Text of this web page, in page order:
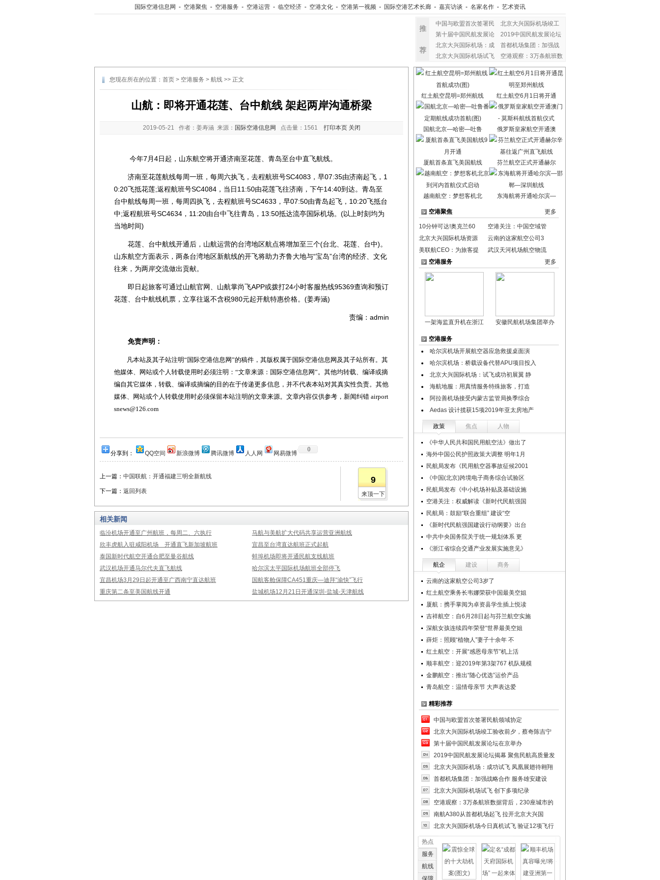
国际空港信息网 - 空港聚焦 - 空港服务 - 空港运营 - 临空经济 - 空港文化 - 空港第一视频 - 国际空港艺术长廊 - 嘉宾访谈 - 名家名作 - 艺术资讯
推
荐
中国与欧盟首次签署民
北京大兴国际机场竣工
第十届中国民航发展论
2019中国民航发展论坛
北京大兴国际机场：成
首都机场集团：加强战
北京大兴国际机场试飞
空港观察：3万条航班数
您现在所在的位置： 首页 > 空港服务 > 航线 >> 正文
山航：即将开通花莲、台中航线 架起两岸沟通桥梁
2019-05-21 作者：姜寿涵 来源： 国际空港信息网 点击量： 1561 打印本页 关闭
今年7月4日起，山东航空将开通济南至花莲、青岛至台中直飞航线。
济南至花莲航线每周一班，每周六执飞，去程航班号SC4083，早07:35由济南起飞，1
0:20飞抵花莲;返程航班号SC4084，当日11:50由花莲飞往济南，下午14:40到达。青岛至
台中航线每周一班，每周四执飞，去程航班号SC4633，早07:50由青岛起飞，10:20飞抵台
中;返程航班号SC4634，11:20由台中飞往青岛，13:50抵达流亭国际机场。(以上时刻均为
当地时间)
花莲、台中航线开通后，山航运营的台湾地区航点将增加至三个(台北、花莲、台中)。
山东航空方面表示，两条台湾地区新航线的开飞将助力齐鲁大地与“宝岛”台湾的经济、文化
往来，为两岸交流做出贡献。
即日起旅客可通过山航官网、山航掌尚飞APP或拨打24小时客服热线95369查询和预订
花莲、台中航线机票，立享往返不含税980元起开航特惠价格。(姜寿涵)
责编：admin
免责声明：
凡本站及其子站注明“国际空港信息网”的稿件，其版权属于国际空港信息网及其子站所有。其
他媒体、网站或个人转载使用时必须注明：“文章来源：国际空港信息网”。其他均转载、编译或摘
编自其它媒体，转载、编译或摘编的目的在于传递更多信息，并不代表本站对其真实性负责。其他
媒体、网站或个人转载使用时必须保留本站注明的文章来源。文章内容仅供参考，新闻纠错 airport
snews@126.com
分享到： QQ空间 新浪微博 腾讯微博 人人网 网易微博
0
上一篇： 中国联航：开通福建三明全新航线
下一篇： 返回列表
9
来顶一下
相关新闻
临汾机场开通至广州航班，每周二、六执行
马航与美航扩大代码共享运营亚洲航线
欣丰虎航入驻咸阳机场 开通直飞新加坡航班
宜昌至台湾直达航班正式起航
泰国新时代航空开通合肥至曼谷航线
蚌埠机场即将开通民航支线航班
武汉机场开通马尔代夫直飞航线
哈尔滨太平国际机场航班全部停飞
宜昌机场3月29日起开通至广西南宁直达航班
国航客舱保障CA451重庆—迪拜“渝快”飞行
重庆第二条至美国航线开通
盐城机场12月21日开通深圳-盐城-天津航线
红土航空昆明=郑州航线 红土航空6月1日将开通
国航北京—哈密—吐鲁 俄罗斯皇家航空开通澳
厦航首条直飞美国航线 芬兰航空正式开通赫尔
越南航空：梦想客机北 东海航将开通哈尔滨—
空港聚焦 更多
10分钟可达!奥克兰60
空港关注：中国空域管
北京大兴国际机场资源
云南的这家航空公司3
美联航CEO：为旅客提
武汉天河机场航空物流
空港服务
更多
一架海监直升机在浙江 安徽民航机场集团举办
空港服务
哈尔滨机场开展航空器应急救援桌面演
哈尔滨机场：桥载设备代替APU项目投入
北京大兴国际机场：试飞成功初展翼 静
海航地服：用真情服务特殊旅客，打造
阿拉善机场接受内蒙古监管局换季综合
Aedas 设计揽获15项2019年亚太房地产
政策 焦点 人物
《中华人民共和国民用航空法》做出了
海外中国公民护照政策大调整 明年1月
民航局发布《民用航空器事故征候2001
《中国(北京)跨境电子商务综合试验区
民航局发布《中小机场补贴及基础设施
空港关注：权威解读《新时代民航强国
民航局：鼓励“联合重组” 建设“空
《新时代民航强国建设行动纲要》出台
中共中央国务院关于统一规划体系 更
《浙江省综合交通产业发展实施意见》
航企 建设 商务
云南的这家航空公司3岁了
红土航空乘务长韦娜荣获中国最美空姐
厦航：携手掌阅为卓资县学生插上悦读
吉祥航空：自6月28日起与芬兰航空实施
深航女孩连续四年荣登“世界最美空姐
薛炬：照顾“植物人”妻子十余年 不
红土航空：开展“感恩母亲节”机上活
顺丰航空：迎2019年第3架767 机队规模
金鹏航空：推出“随心优选”运价产品
青岛航空：温情母亲节 大声表达爱
精彩推荐
中国与欧盟首次签署民航领域协定
北京大兴国际机场竣工验收前夕，蔡奇陈吉宁
第十届中国民航发展论坛在京举办
2019中国民航发展论坛揭幕 聚焦民航高质量发
北京大兴国际机场：成功试飞 凤凰展翅待翱翔
首都机场集团：加强战略合作 服务雄安建设
北京大兴国际机场试飞 创下多项纪录
空港观察：3万条航班数据背后，230座城市的
南航A380从首都机场起飞 拉开北京大兴国
北京大兴国际机场今日真机试飞 验证12项飞行
热点
服务
航线
保障